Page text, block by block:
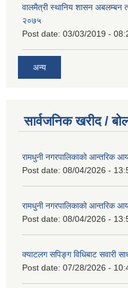
वालमैत्री स्थानिय शासन अबलम्बन
२०७५
Post date: 03/03/2019 -
अन्य
सार्वजनिक खरीद /
रामधुनी नगरपालिकाको आन्तरिक
Post date: 08/04/2026 -
रामधुनी नगरपालिकाको आन्तरिक
Post date: 08/04/2026 -
क्याटलग सपिङ्ग विधिबाट सवारी
Post date: 07/28/2026 -